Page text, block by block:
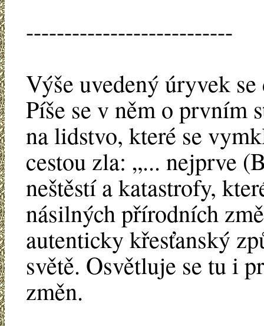
---------------------------
Výše uvedený úryvek
Píše se v něm o prvním
na lidstvo, které se
cestou zla: „... nejprve
neštěstí a katastrofy,
násilných přírodních
autenticky křesťanský
světě. Osvětluje se tu i
změn.